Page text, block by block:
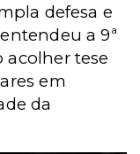
defesa e
a 9ª
acolher tese
em
da